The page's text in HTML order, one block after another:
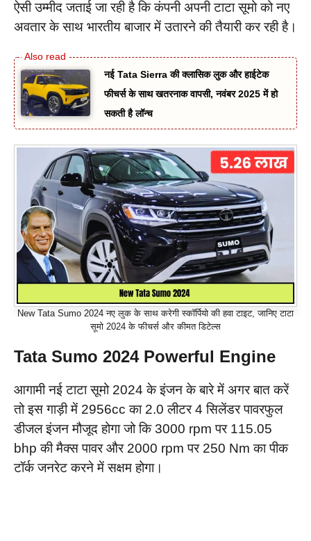
ऐसी उम्मीद जताई जा रही है कि कंपनी अपनी टाटा सूमो को नए
अवतार के साथ भारतीय बाजार में उतारने की तैयारी कर रही है।
नई Tata Sierra की क्लासिक लुक और हाईटेक
फीचर्स के साथ खतरनाक वापसी, नवंबर 2025 में हो
सकती है लॉन्च
New Tata Sumo 2024 नए लुक के साथ करेगी स्कॉर्पियो की हवा टाइट, जानिए टाटा
सूमो 2024 के फीचर्स और कीमत डिटेल्स
Tata Sumo 2024 Powerful Engine
आगामी नई टाटा सूमो 2024 के इंजन के बारे में अगर बात करें
तो इस गाड़ी में 2956cc का 2.0 लीटर 4 सिलेंडर पावरफुल
डीजल इंजन मौजूद होगा जो कि 3000 rpm पर 115.05
bhp की मैक्स पावर और 2000 rpm पर 250 Nm का पीक
टॉर्क जनरेट करने में सक्षम होगा।